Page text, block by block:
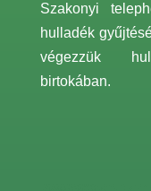
Szakonyi
hulladék
végezzük
birtokában.